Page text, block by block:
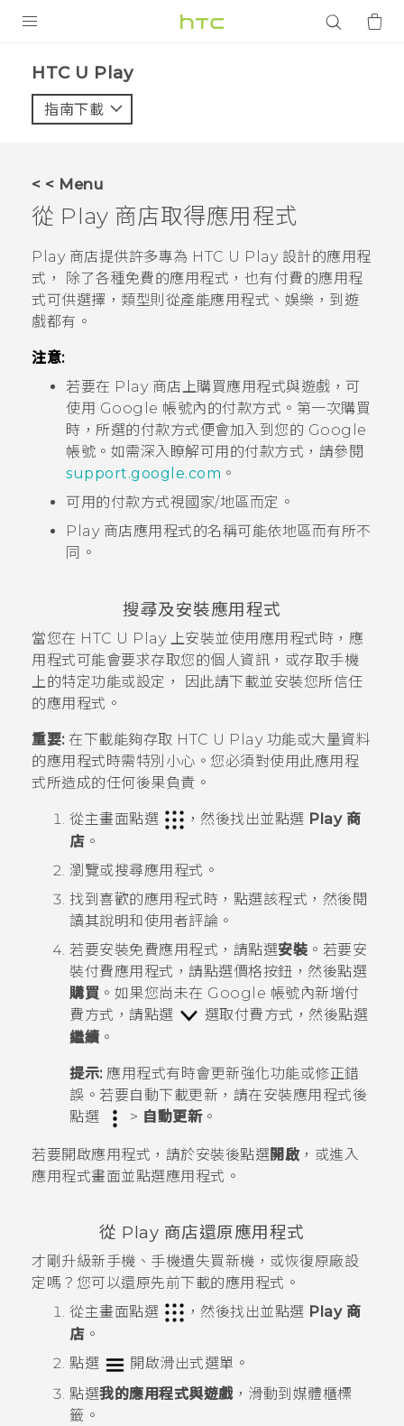
VIVE
應用程式
支援服務
登入
HTC U Play‎
指南下載
< < Menu
從 Play 商店取得應用程式
Play 商店提供許多專為 HTC U Play設計的應用程
式， 除了各種免費的應用程式，也有付費的應用程
式可供選擇，類型則從產能應用程式、娛樂，到遊
戲都有。
注意:
若要在 Play 商店上購買應用程式與遊戲，可
使用 Google 帳號內的付款方式。第一次購買
時，所選的付款方式便會加入到您的 Google
帳號。如需深入瞭解可用的付款方式，請參閱
support.google.com 。
可用的付款方式視國家/地區而定。
Play 商店應用程式的名稱可能依地區而有所不
同。
搜尋及安裝應用程式
當您在 HTC U Play上安裝並使用應用程式時，應
用程式可能會要求存取您的個人資訊，或存取手機
上的特定功能或設定， 因此請下載並安裝您所信任
的應用程式。
重要:在下載能夠存取 HTC U Play功能或大量資料
的應用程式時需特別小心。您必須對使用此應用程
式所造成的任何後果負責。
從主畫面點選 ，然後找出並點選 Play 商
店。
瀏覽或搜尋應用程式。
找到喜歡的應用程式時，點選該程式，然後閱
讀其說明和使用者評論。
若要安裝免費應用程式，請點選安裝。若要安
裝付費應用程式，請點選價格按鈕，然後點選
購買 。如果您尚未在 Google 帳號內新增付
費方式，請點選
選取付費方式，然後點選
繼續 。
提示:應用程式有時會更新強化功能或修正錯
誤。若要自動下載更新，請在安裝應用程式後
點選
> 自動更新。
若要開啟應用程式，請於安裝後點選 開啟 ，或進入
應用程式畫面並點選應用程式。
從 Play 商店還原應用程式
才剛升級新手機、手機遺失買新機，或恢復原廠設
定嗎？您可以還原先前下載的應用程式。
從主畫面點選 ，然後找出並點選 Play 商
店。
點選
開啟滑出式選單。
點選我的應用程式與遊戲，滑動到 媒體櫃標
籤。